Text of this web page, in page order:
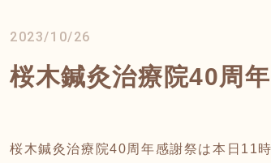
2023/10/26
桜木鍼灸治療院40周
桜木鍼灸治療院40周年感謝祭は本日11